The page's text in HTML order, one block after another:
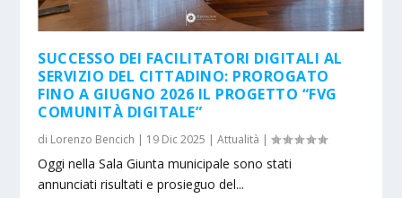
SUCCESSO DEI FACILITATORI DIGITALI AL
SERVIZIO DEL CITTADINO: PROROGATO
FINO A GIUGNO 2026 IL PROGETTO “FVG
COMUNITÀ DIGITALE”
di Lorenzo Bencich | 19 Dic 2025 |Attualità |
Oggi nella Sala Giunta municipale sono stati
annunciati risultati e prosieguo del...